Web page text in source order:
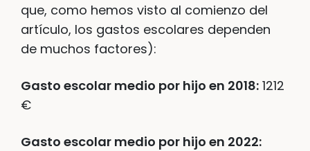
que, como hemos visto al comienzo del
artículo, los gastos escolares dependen
de muchos factores):
Gasto escolar medio por hijo en 2018: 1212
€
Gasto escolar medio por hijo en 2022: